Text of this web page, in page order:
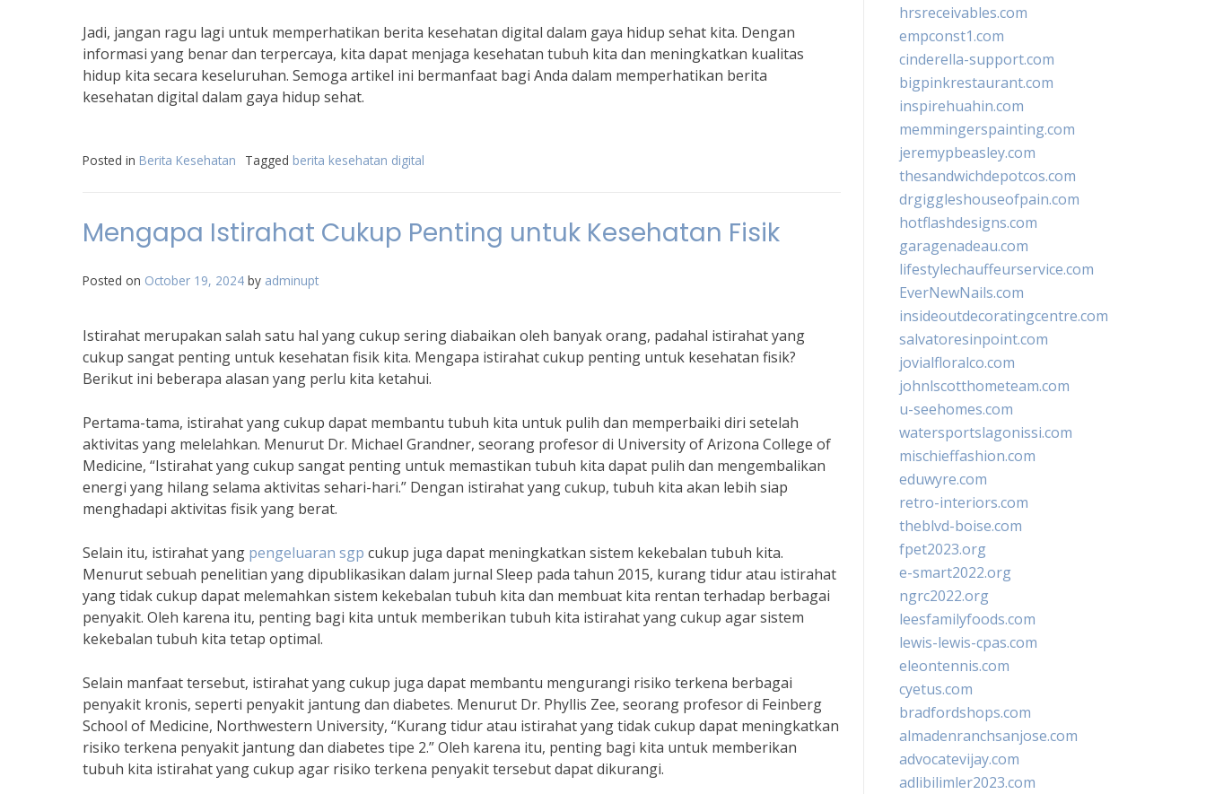
Jadi, jangan ragu lagi untuk memperhatikan berita kesehatan digital dalam gaya hidup sehat kita. Dengan
informasi yang benar dan terpercaya, kita dapat menjaga kesehatan tubuh kita dan meningkatkan kualitas
hidup kita secara keseluruhan. Semoga artikel ini bermanfaat bagi Anda dalam memperhatikan berita
kesehatan digital dalam gaya hidup sehat.
Posted in Berita Kesehatan Tagged berita kesehatan digital
Mengapa Istirahat Cukup Penting untuk Kesehatan Fisik
Posted on October 19, 2024 by adminupt
Istirahat merupakan salah satu hal yang cukup sering diabaikan oleh banyak orang, padahal istirahat yang
cukup sangat penting untuk kesehatan fisik kita. Mengapa istirahat cukup penting untuk kesehatan fisik?
Berikut ini beberapa alasan yang perlu kita ketahui.
Pertama-tama, istirahat yang cukup dapat membantu tubuh kita untuk pulih dan memperbaiki diri setelah
aktivitas yang melelahkan. Menurut Dr. Michael Grandner, seorang profesor di University of Arizona College of
Medicine, “Istirahat yang cukup sangat penting untuk memastikan tubuh kita dapat pulih dan mengembalikan
energi yang hilang selama aktivitas sehari-hari.” Dengan istirahat yang cukup, tubuh kita akan lebih siap
menghadapi aktivitas fisik yang berat.
Selain itu, istirahat yang pengeluaran sgp cukup juga dapat meningkatkan sistem kekebalan tubuh kita.
Menurut sebuah penelitian yang dipublikasikan dalam jurnal Sleep pada tahun 2015, kurang tidur atau istirahat
yang tidak cukup dapat melemahkan sistem kekebalan tubuh kita dan membuat kita rentan terhadap berbagai
penyakit. Oleh karena itu, penting bagi kita untuk memberikan tubuh kita istirahat yang cukup agar sistem
kekebalan tubuh kita tetap optimal.
Selain manfaat tersebut, istirahat yang cukup juga dapat membantu mengurangi risiko terkena berbagai
penyakit kronis, seperti penyakit jantung dan diabetes. Menurut Dr. Phyllis Zee, seorang profesor di Feinberg
School of Medicine, Northwestern University, “Kurang tidur atau istirahat yang tidak cukup dapat meningkatkan
risiko terkena penyakit jantung dan diabetes tipe 2.” Oleh karena itu, penting bagi kita untuk memberikan
tubuh kita istirahat yang cukup agar risiko terkena penyakit tersebut dapat dikurangi.
hrsreceivables.com
empconst1.com
cinderella-support.com
bigpinkrestaurant.com
inspirehuahin.com
memmingerspainting.com
jeremypbeasley.com
thesandwichdepotcos.com
drgiggleshouseofpain.com
hotflashdesigns.com
garagenadeau.com
lifestylechauffeurservice.com
EverNewNails.com
insideoutdecoratingcentre.com
salvatoresinpoint.com
jovialfloralco.com
johnlscotthometeam.com
u-seehomes.com
watersportslagonissi.com
mischieffashion.com
eduwyre.com
retro-interiors.com
theblvd-boise.com
fpet2023.org
e-smart2022.org
ngrc2022.org
leesfamilyfoods.com
lewis-lewis-cpas.com
eleontennis.com
cyetus.com
bradfordshops.com
almadenranchsanjose.com
advocatevijay.com
adlibilimler2023.com